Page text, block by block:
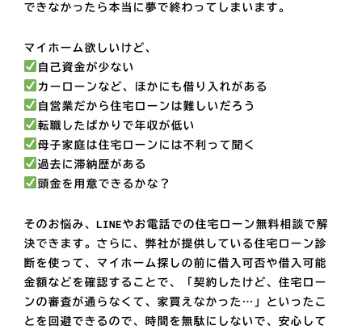
できなかったら本当に夢で終わってしまいます。
マイホーム欲しいけど、
自己資金が少ない
カーローンなど、ほかにも借り入れがある
自営業だから住宅ローンは難しいだろう
転職したばかりで年収が低い
母子家庭は住宅ローンには不利って聞く
過去に滞納歴がある
頭金を用意できるかな？
そのお悩み、LINEやお電話での住宅ローン無料相談で解
決できます。 さらに、弊社が提供している住宅ローン診
断を使って、マイホーム探しの前に借入可否や借入可能
金額などを確認することで、「契約したけど、住宅ロー
ンの審査が通らなくて、家買えなかった…」といったこ
とを回避できるので、時間を無駄にしないで、安心して